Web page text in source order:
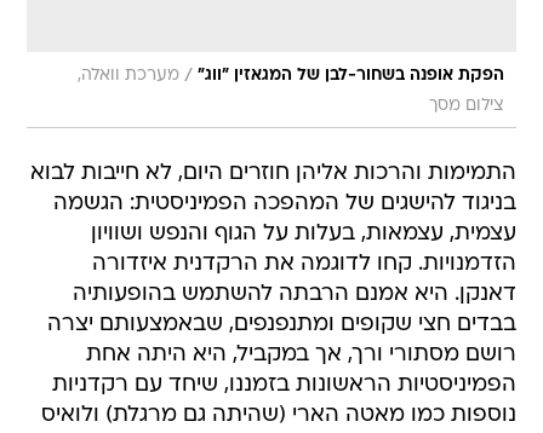
הפקת אופנה בשחור-לבן של המגאזין "ווג" / מערכת וואלה,
צילום מסך
התמימות והרכות אליהן חוזרים היום, לא חייבות לבוא
בניגוד להישגים של המהפכה הפמיניסטית: הגשמה
עצמית, עצמאות, בעלות על הגוף והנפש ושוויון
הזדמנויות. קחו לדוגמה את הרקדנית איזדורה
דאנקן. היא אמנם הרבתה להשתמש בהופעותיה
בבדים חצי שקופים ומתנפנפים, שבאמצעותם יצרה
רושם מסתורי ורך, אך במקביל, היא היתה אחת
הפמיניסטיות הראשונות בזמננו, שיחד עם רקדניות
נוספות כמו מאטה הארי (שהיתה גם מרגלת) ולואיס